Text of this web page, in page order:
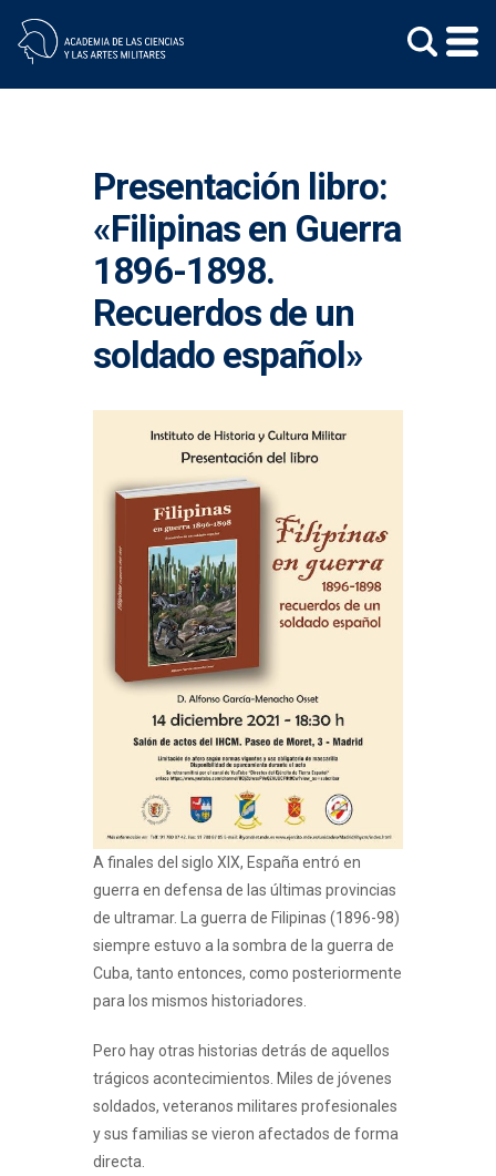
Presentación libro:
«Filipinas en Guerra
1896-1898.
Recuerdos de un
soldado español»
A finales del siglo XIX, España entró en
guerra en defensa de las últimas provincias
de ultramar. La guerra de Filipinas (1896-98)
siempre estuvo a la sombra de la guerra de
Cuba, tanto entonces, como posteriormente
para los mismos historiadores.
Pero hay otras historias detrás de aquellos
trágicos acontecimientos. Miles de jóvenes
soldados, veteranos militares profesionales
y sus familias se vieron afectados de forma
directa.